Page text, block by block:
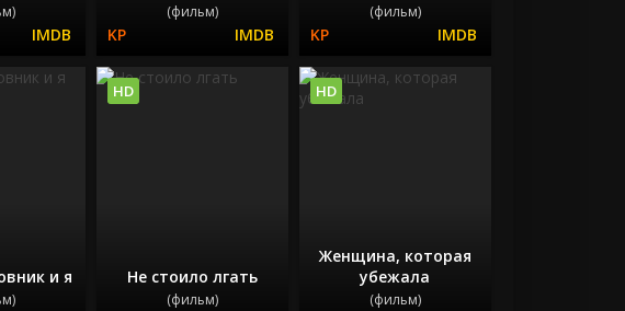
(фильм) (фильм)
и я Не стоило лгать
(фильм)
HD
Женщина, которая
убежала
(фильм)
HD